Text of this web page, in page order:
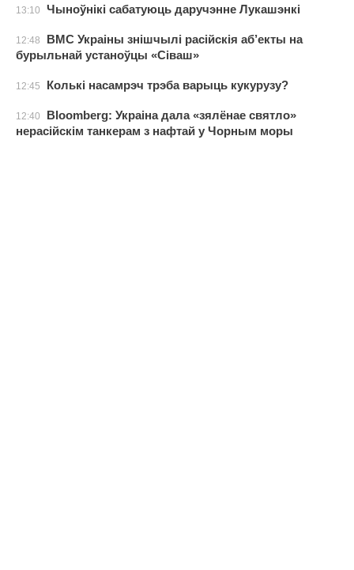
13:10 Чыноўнікі сабатуюць даручэнне Лукашэнкі
12:48
ВМС Украіны знішчылі расійскія аб’екты на
бурыльнай устаноўцы «Сіваш»
12:45 Колькі насамрэч трэба варыць кукурузу?
12:40
Bloomberg: Украіна дала «зялёнае святло»
нерасійскім танкерам з нафтай у Чорным моры